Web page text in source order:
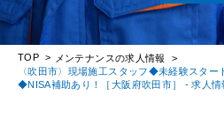
TOP
メンテナンスの求人情報
〈吹田市〉現場施工スタッフ◆未経験スタ
◆NISA補助あり！［大阪府吹田市］ - 求人情